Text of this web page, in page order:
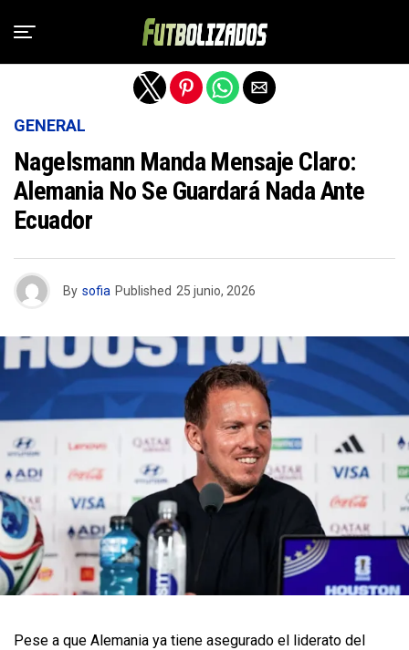
GENERAL
Nagelsmann Manda Mensaje Claro:
Alemania No Se Guardará Nada Ante
Ecuador
By sofia Published 25 junio, 2026
Pese a que Alemania ya tiene asegurado el liderato del
Salir de la versión móvil